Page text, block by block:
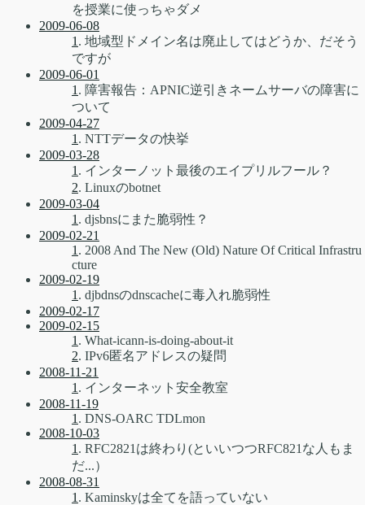
を授業に使っちゃダメ
2009-06-08
1 . 地域型ドメイン名は廃止してはどうか、だそう
ですが
2009-06-01
1 . 障害報告：APNIC逆引きネームサーバの障害に
ついて
2009-04-27
1 . NTTデータの快挙
2009-03-28
1 . インターノット最後のエイプリルフール？
2. Linuxのbotnet
2009-03-04
1 . djsbnsにまた脆弱性？
2009-02-21
1 . 2008 And The New (Old) Nature Of Critical Infrastru
cture
2009-02-19
1 . djbdnsのdnscacheに毒入れ脆弱性
2009-02-17
2009-02-15
1 . What-icann-is-doing-about-it
2. IPv6匿名アドレスの疑問
2008-11-21
1 . インターネット安全教室
2008-11-19
1 . DNS-OARC TDLmon
2008-10-03
1 . RFC2821は終わり(といいつつRFC821な人もま
だ...）
2008-08-31
1 . Kaminskyは全てを語っていない